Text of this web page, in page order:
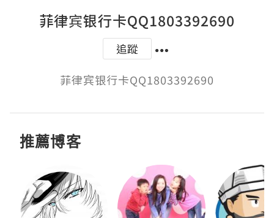
菲律宾银行卡QQ1803392690
追蹤
菲律宾银行卡QQ1803392690
推薦博客